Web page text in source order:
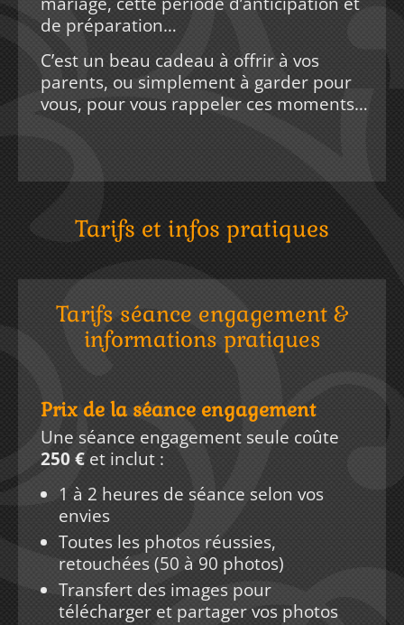
de préparation…
C’est un beau cadeau à offrir à vos
parents, ou simplement à garder pour
vous, pour vous rappeler ces moments…
Tarifs et infos pratiques
Tarifs séance engagement &
informations pratiques
Prix de la séance engagement
Une séance engagement seule coûte
250 €et inclut :
1 à 2 heures de séance selon vos
envies
Toutes les photos réussies,
retouchées (50 à 90 photos)
Transfert des images pour
télécharger et partager vos photos